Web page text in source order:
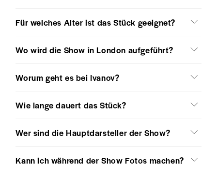
Für welches Alter ist das Stück geeignet?
Wo wird die Show in London aufgeführt?
Worum geht es bei Ivanov?
Wie lange dauert das Stück?
Wer sind die Hauptdarsteller der Show?
Kann ich während der Show Fotos machen?